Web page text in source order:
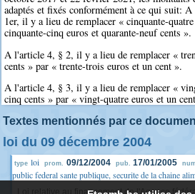
adaptés et fixés conformément à ce qui suit:
1er, il y a lieu de remplacer « cinquante-
cinquante-cinq euros et quarante-neuf cents ».
A l'article 4, § 2, il y a lieu de remplacer «
cents » par « trente-trois euros et un cent ».
A l'article 4, § 3, il y a lieu de remplacer «
cinq cents » par « vingt-quatre euros et un
Textes mentionnés par ce
loi du 09 décembre 2004
type loi prom. 09/12/2004 pub. 17/01/2005
public federal sante publique, securite de la chaine